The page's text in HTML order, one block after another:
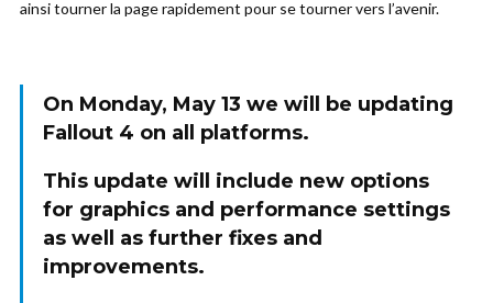
ainsi tourner la page rapidement pour se tourner vers l’avenir.
On Monday, May 13 we will be updating
Fallout 4 on all platforms.
This update will include new options
for graphics and performance settings
as well as further fixes and
improvements.